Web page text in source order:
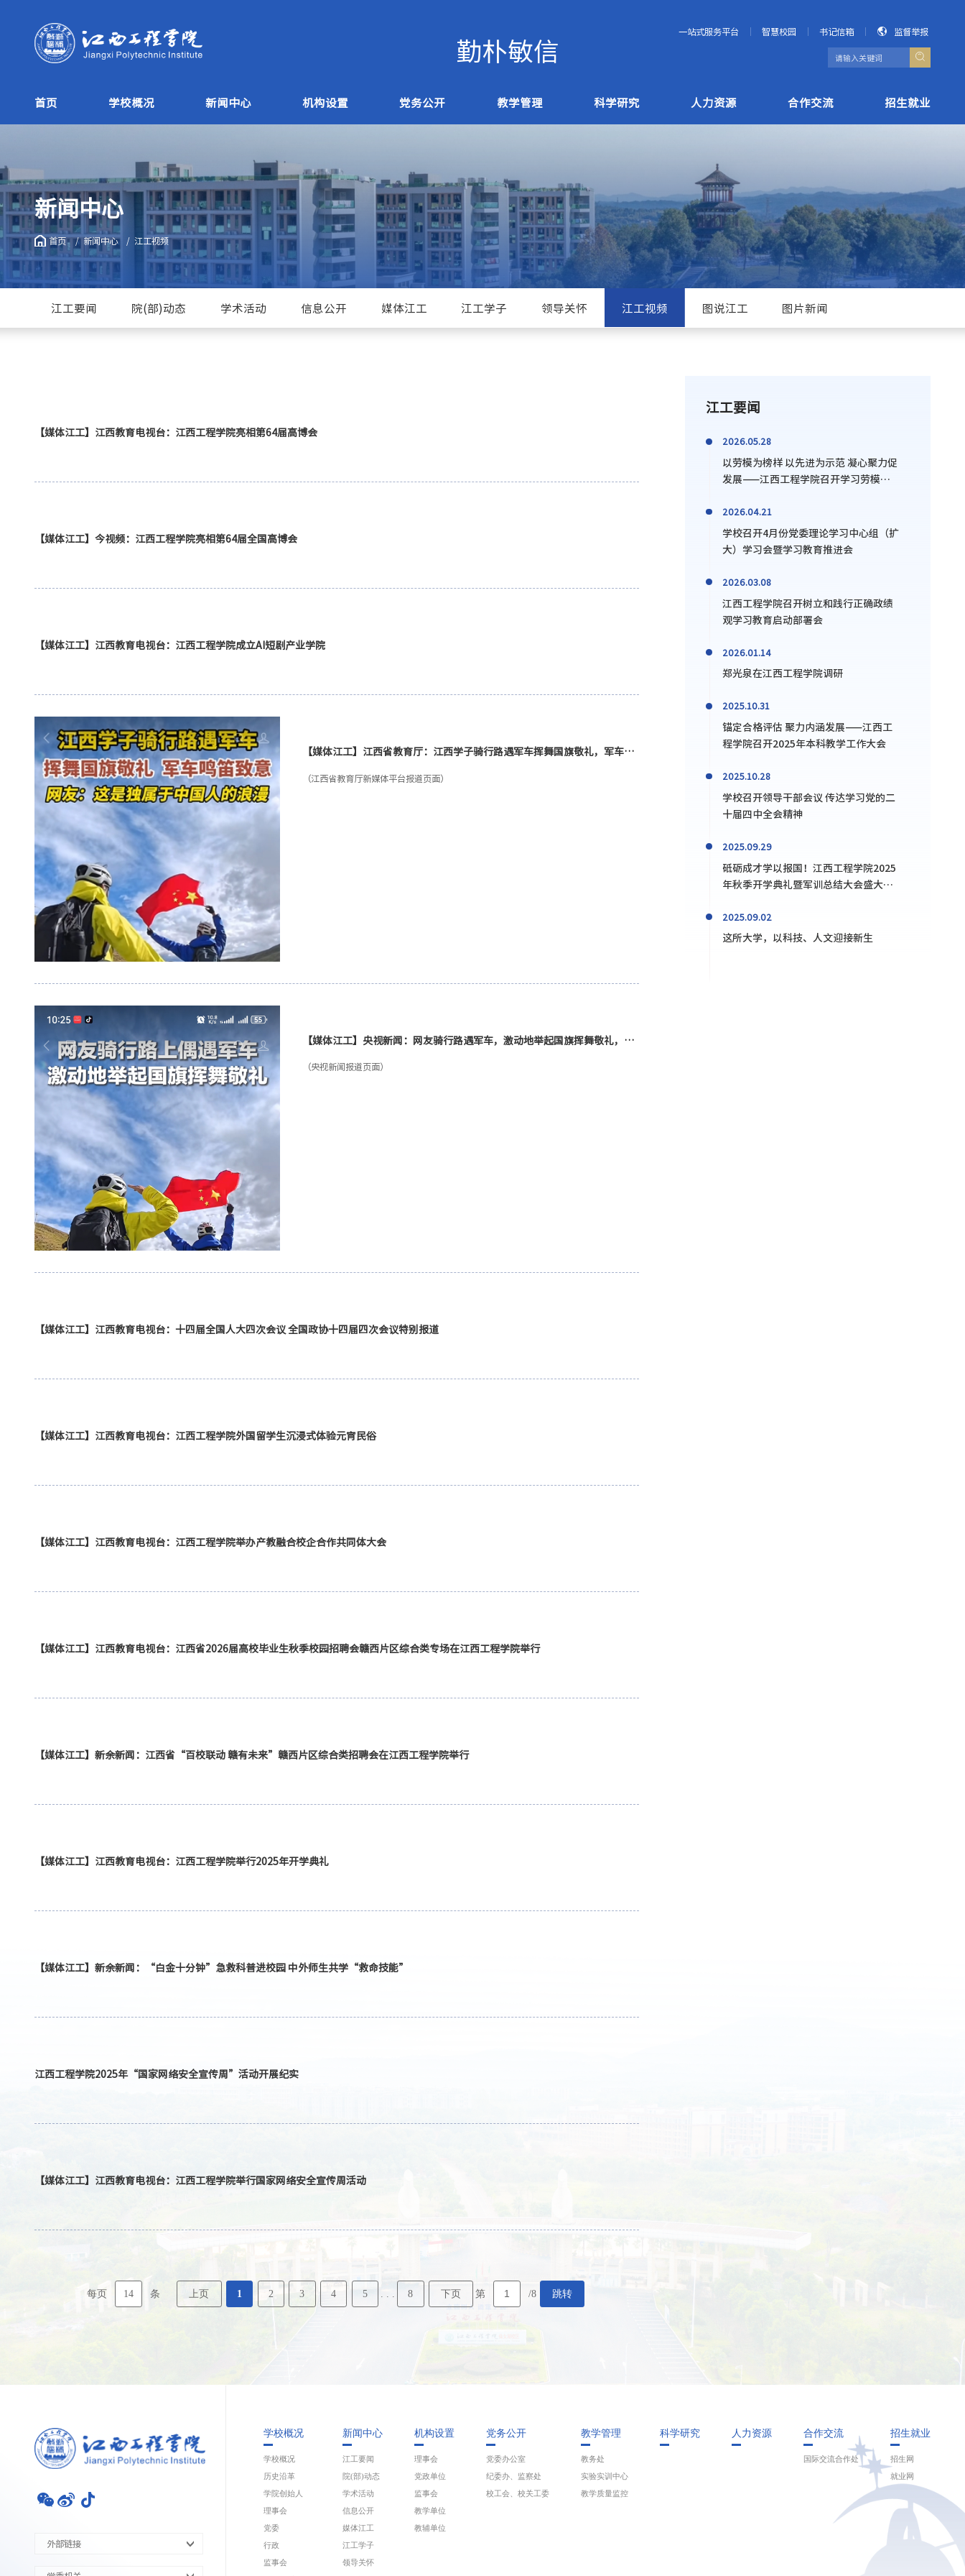
一站式服务平台 智慧校园 书记信箱 监督举报
首页 学校概况 新闻中心 机构设置 党务公开 教学管理 科学研究 人力资源 合作交流 招生就业
新闻中心
首页 新闻中心 江工视频
江工要闻 院(部)动态 学术活动 信息公开 媒体江工 江工学子 领导关怀 江工视频 图说江工 图片新闻
【媒体江工】江西教育电视台：江西工程学院亮相第64届高博会
【媒体江工】今视频：江西工程学院亮相第64届全国高博会
【媒体江工】江西教育电视台：江西工程学院成立AI短剧产业学院
【媒体江工】江西省教育厅：江西学子骑行路遇军车挥舞国旗敬礼，军车鸣
（江西省教育厅新媒体平台报道页面）
【媒体江工】央视新闻：网友骑行路遇军车，激动地举起国旗挥舞敬礼，路
（央视新闻报道页面）
【媒体江工】江西教育电视台：十四届全国人大四次会议 全国政协十四届四次会议特别报道
【媒体江工】江西教育电视台：江西工程学院外国留学生沉浸式体验元宵民俗
【媒体江工】江西教育电视台：江西工程学院举办产教融合校企合作共同体大会
【媒体江工】江西教育电视台：江西省2026届高校毕业生秋季校园招聘会赣西片区综合类专场在江西工程学院举行
【媒体江工】新余新闻：江西省“百校联动 赣有未来”赣西片区综合类招聘会在江西工程学院举行
【媒体江工】江西教育电视台：江西工程学院举行2025年开学典礼
【媒体江工】新余新闻：“白金十分钟”急救科普进校园 中外师生共学“救命技能”
江西工程学院2025年“国家网络安全宣传周”活动开展纪实
【媒体江工】江西教育电视台：江西工程学院举行国家网络安全宣传周活动
每页 14 条 上页 1 2 3 4 5 . . . 8 下页 第 /8 跳转
江工要闻
2026.05.28
以劳模为榜样 以先进为示范 凝心聚力促
发展——江西工程学院召开学习劳模大
2026.04.21
学校召开4月份党委理论学习中心组（扩
大）学习会暨学习教育推进会
2026.03.08
江西工程学院召开树立和践行正确政绩
观学习教育启动部署会
2026.01.14
郑光泉在江西工程学院调研
2025.10.31
锚定合格评估 聚力内涵发展——江西工
程学院召开2025年本科教学工作大会
2025.10.28
学校召开领导干部会议 传达学习党的二
十届四中全会精神
2025.09.29
砥砺成才学以报国！江西工程学院2025
年秋季开学典礼暨军训总结大会盛大举
2025.09.02
这所大学，以科技、人文迎接新生
外部链接
学校概况
学校概况
历史沿革
学院创始人
理事会
党委
行政
监事会
新闻中心
江工要闻
院(部)动态
学术活动
信息公开
媒体江工
江工学子
领导关怀
机构设置
理事会
党政单位
监事会
教学单位
教辅单位
党务公开
党委办公室
纪委办、监察处
校工会、校关工委
教学管理
教务处
实验实训中心
教学质量监控
科学研究 人力资源 合作交流
国际交流合作处
招生就业
招生网
就业网